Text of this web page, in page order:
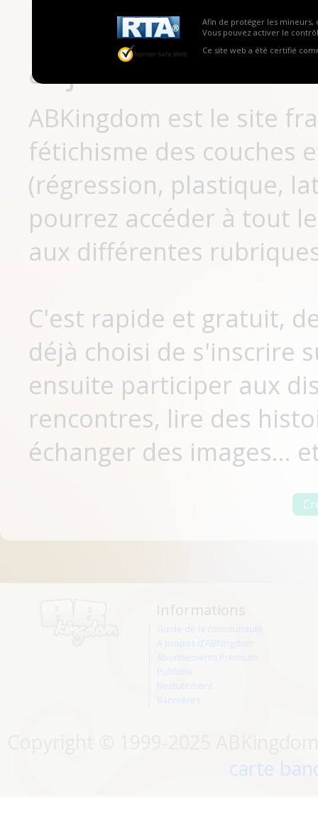
Afin de protéger les mineurs,
Vous pouvez activer le
Ce site web a été certifié
Pas encore
aujourd'hui
ABKingdom est le site
fétichisme des couches
(régression, plastique,
pourrez accéder à tout
aux différentes
C'est rapide et gratuit,
déjà choisi de s'inscrire
ensuite participer aux
rencontres, lire des
échanger des images...
Informations
Guide de la communauté
A propos d'ABKingdom
Abonnements Premium
Publicité
Recrutement
Bannières
carte